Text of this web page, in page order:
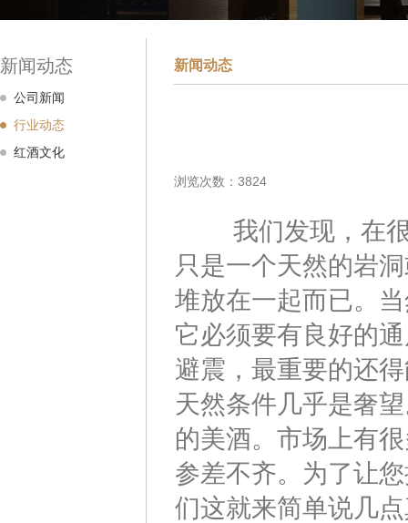
新闻动态
公司新闻
行业动态
红酒文化
新闻动态
浏览次数：3824
我们发现，在很
只是一个天然的岩
堆放在一起而已。
它必须要有良好的
避震，最重要的还
天然条件几乎是奢
的美酒。市场上有
参差不齐。为了让
们这就来简单说几